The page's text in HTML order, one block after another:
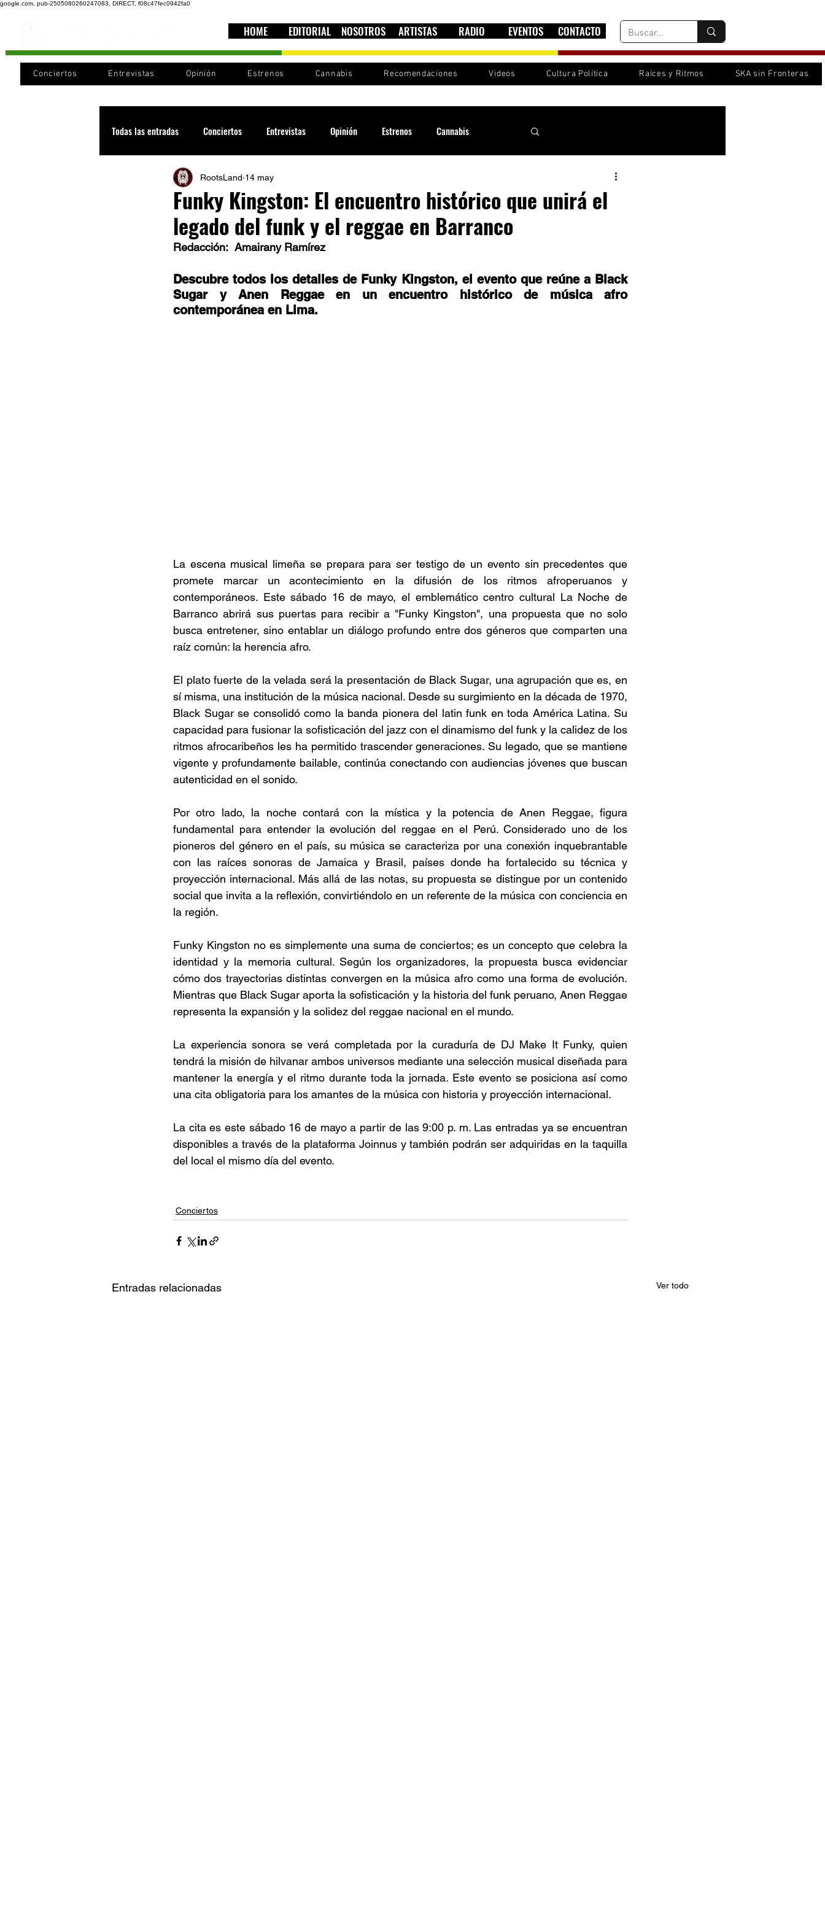
google.com, pub-2505080260247083, DIRECT, f08c47fec0942fa0
HOME EDITORIAL NOSOTROS ARTISTAS RADIO EVENTOS CONTACTO
Conciertos Entrevistas Opinión Estrenos Cannabis Recomendaciones Videos Cultura Política Raíces y Ritmos SKA sin Fronteras
Todas las entradas Conciertos Entrevistas Opinión Estrenos Cannabis
Recomendaciones Videos
Cultura Cobertura Sound System Festivales Sesiones RootsLand
Documentales Podcast Rastafari Fuera del reggae ANCOP
Funky Kingston: El encuentro histórico que unirá el
legado del funk y el reggae en Barranco
RootsLand 14 may
Redacción:  Amairany Ramírez
Descubre todos los detalles de Funky Kingston, el evento que reúne a Black
Sugar y Anen Reggae en un encuentro histórico de música afro
contemporánea en Lima.
La escena musical limeña se prepara para ser testigo de un evento sin precedentes que
promete marcar un acontecimiento en la difusión de los ritmos afroperuanos y
contemporáneos. Este sábado 16 de mayo, el emblemático centro cultural La Noche de
Barranco abrirá sus puertas para recibir a "Funky Kingston", una propuesta que no solo
busca entretener, sino entablar un diálogo profundo entre dos géneros que comparten una
raíz común: la herencia afro.
El plato fuerte de la velada será la presentación de Black Sugar, una agrupación que es, en
sí misma, una institución de la música nacional. Desde su surgimiento en la década de 1970,
Black Sugar se consolidó como la banda pionera del latin funk en toda América Latina. Su
capacidad para fusionar la sofisticación del jazz con el dinamismo del funk y la calidez de los
ritmos afrocaribeños les ha permitido trascender generaciones. Su legado, que se mantiene
vigente y profundamente bailable, continúa conectando con audiencias jóvenes que buscan
autenticidad en el sonido.
Por otro lado, la noche contará con la mística y la potencia de Anen Reggae, figura
fundamental para entender la evolución del reggae en el Perú. Considerado uno de los
pioneros del género en el país, su música se caracteriza por una conexión inquebrantable
con las raíces sonoras de Jamaica y Brasil, países donde ha fortalecido su técnica y
proyección internacional. Más allá de las notas, su propuesta se distingue por un contenido
social que invita a la reflexión, convirtiéndolo en un referente de la música con conciencia en
la región.
Funky Kingston no es simplemente una suma de conciertos; es un concepto que celebra la
identidad y la memoria cultural. Según los organizadores, la propuesta busca evidenciar
cómo dos trayectorias distintas convergen en la música afro como una forma de evolución.
Mientras que Black Sugar aporta la sofisticación y la historia del funk peruano, Anen Reggae
representa la expansión y la solidez del reggae nacional en el mundo.
La experiencia sonora se verá completada por la curaduría de DJ Make It Funky, quien
tendrá la misión de hilvanar ambos universos mediante una selección musical diseñada para
mantener la energía y el ritmo durante toda la jornada. Este evento se posiciona así como
una cita obligatoria para los amantes de la música con historia y proyección internacional.
La cita es este sábado 16 de mayo a partir de las 9:00 p. m. Las entradas ya se encuentran
disponibles a través de la plataforma Joinnus y también podrán ser adquiridas en la taquilla
del local el mismo día del evento.
Conciertos
Entradas relacionadas Ver todo